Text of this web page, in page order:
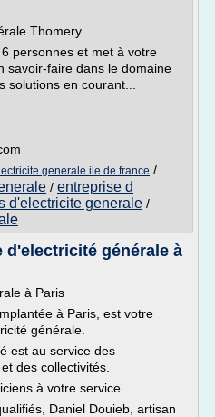
Thomery
personnes et met à votre
savoir-faire dans le domaine
en courant...
generale ile de france /
/ entreprise d
d'electricite generale /
d'electricité générale à
à Paris
à Paris, est votre
générale.
est au service des
des collectivités.
à votre service
Daniel Douieb, artisan